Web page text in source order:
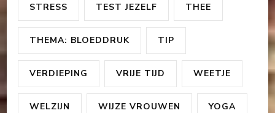
STRESS TEST JEZELF THEE
THEMA: BLOEDDRUK TIP
VERDIEPING VRIJE TIJD WEETJE
WELZIJN WIJZE VROUWEN YOGA